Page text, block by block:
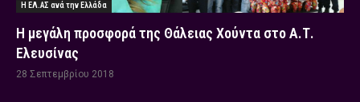
Η ΕΛ.ΑΣ ανά την Ελλάδα
Η μεγάλη προσφορά της Θάλειας Χούντα στο Α.Τ.
Ελευσίνας
28 Σεπτεμβρίου 2018